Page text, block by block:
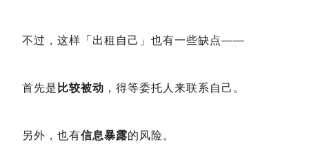
不过，这样「出租自己」也有一些缺点——
首先是 比较被动 ，得等委托人来联系自己。
另外，也有信息暴露的风险。